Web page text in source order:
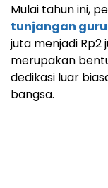
Mulai tahun ini,
tunjangan guru
juta menjadi Rp2
merupakan
dedikasi luar
bangsa.